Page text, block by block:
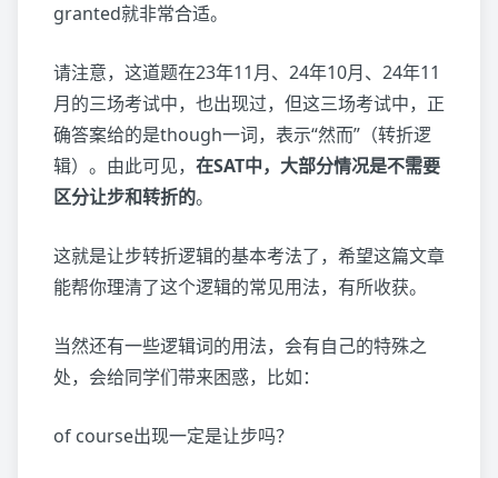
granted就非常合适。
请注意，这道题在23年11月、24年10月、24年11
月的三场考试中，也出现过，但这三场考试中，正
确答案给的是though一词，表示“然而”（转折逻
辑）。由此可见， 在SAT中，大部分情况是不需要
区分让步和转折的。
这就是让步转折逻辑的基本考法了，希望这篇文章
能帮你理清了这个逻辑的常见用法，有所收获。
当然还有一些逻辑词的用法，会有自己的特殊之
处，会给同学们带来困惑，比如：
of course出现一定是让步吗？